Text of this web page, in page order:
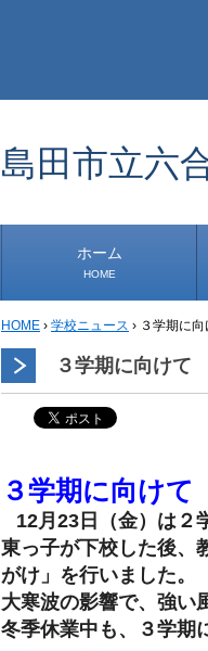
島田市立六
ホーム
HOME
HOME › 学校ニュース › ３学期に
３学期に向け
３学期に向け
12月23日（金）は２
東っ子が下校した後、
がけ」を行いました。
大寒波の影響で、強い
冬季休業中も、３学期